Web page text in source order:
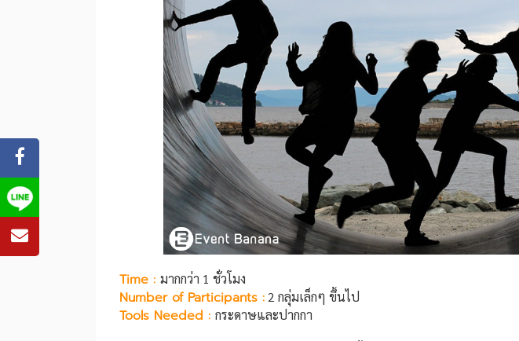
Time : มากกว่า 1 ชั่วโมง
Number of Participants : 2 กลุ่มเล็กๆ ขึ้นไป
Tools Needed : กระดาษและปากกา